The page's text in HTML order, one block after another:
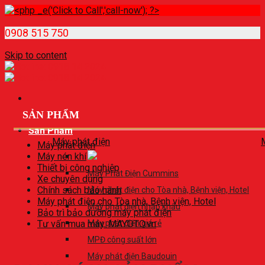
0908 515 750
Skip to content
Sản Phẩm
Máy phát điện
Máy Phát Điện Cummins
Máy phát điện cho Tòa nhà, Bệnh viện, Hotel
Máy phát điện nhập khẩu
Máy phát điện giá rẻ
MPĐ công suất lớn
Máy phát điện Baudouin
SẢN PHẨM
Máy phát điện
Máy nén khí
Thiết bị công nghiệp
Xe chuyên dụng
Chính sách bảo hành
Máy phát điện cho Tòa nhà, Bệnh viện, Hotel
Bảo trì bảo dưỡng máy phát điện
Tư vấn mua máy. MAYOTO.vn